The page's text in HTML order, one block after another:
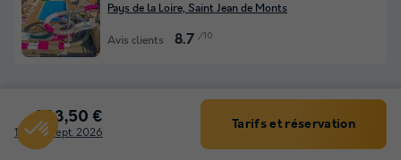
203,50 €
12 - 19 sept. 2026
Tarifs et réservation
Pays de la Loire, Saint Jean de Monts
Avis clients 8.7 /10
Ces thématiques pourraient vous
intéresser